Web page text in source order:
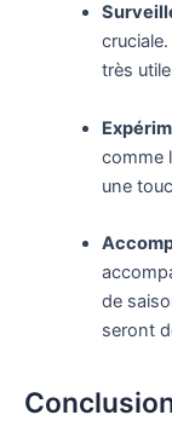
très
comme
une
de
seront